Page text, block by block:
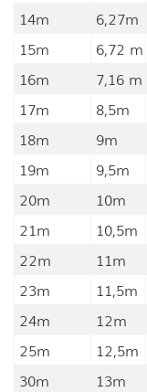
14m
6,27m
15m
6,72 m
16m
7,16 m
17m
8,5m
18m
9m
19m
9,5m
20m
10m
21m
10,5m
22m
11m
23m
11,5m
24m
12m
25m
12,5m
30m
13m